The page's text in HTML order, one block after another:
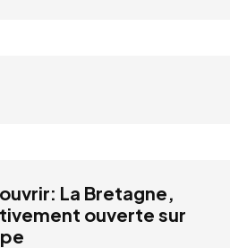
La Bretagne,
ouverte sur